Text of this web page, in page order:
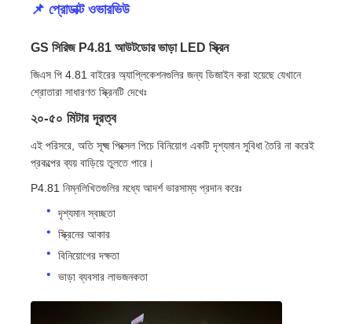
ভিআর শো
আমাদের সম্পর্কে
কারখানা পরিদর্শন
মান নিয়ন্ত্রণ
আমাদের সাথে যোগাযোগ করুন
📌 প্রোডাক্ট ওভারভিউ
GS সিরিজ P4.81 আউটডোর ভাড়া LED স্ক্রিন
জিএস পি 4.81 বাইরের অ্যাপ্লিকেশনগুলির জন্য ডিজাইন করা হয়েছে যেখানে
শ্রোতারা সাধারণত স্ক্রিনটি দেখেঃ
২০-৫০ মিটার দূরত্ব
এই পরিসরে, অতি সূক্ষ্ম পিক্সেল পিচে বিনিয়োগ একটি দৃশ্যমান সুবিধা তৈরি না করেই
প্রকল্পের ব্যয় বাড়িয়ে তুলতে পারে।
P4.81 নিম্নলিখিতগুলির মধ্যে আদর্শ ভারসাম্য প্রদান করেঃ
দৃশ্যমান স্বচ্ছতা
স্ক্রিনের আকার
বিনিয়োগের দক্ষতা
ভাড়া ব্যবসার লাভজনকতা